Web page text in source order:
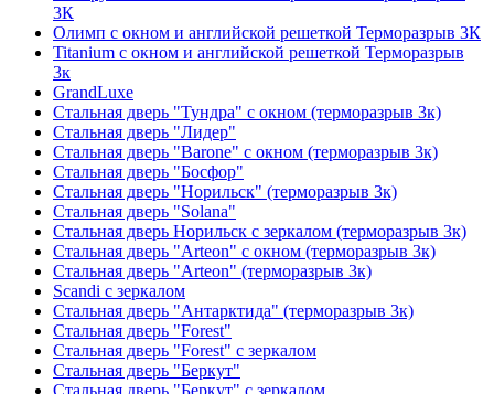
3К
Олимп с окном и английской решеткой Терморазрыв 3К
Titanium с окном и английской решеткой Терморазрыв
3к
GrandLuxe
Стальная дверь "Тундра" с окном (терморазрыв 3к)
Стальная дверь "Лидер"
Стальная дверь "Barone" с окном (терморазрыв 3к)
Стальная дверь "Босфор"
Стальная дверь "Норильск" (терморазрыв 3к)
Стальная дверь "Solana"
Стальная дверь Норильск с зеркалом (терморазрыв 3к)
Стальная дверь "Arteon" с окном (терморазрыв 3к)
Стальная дверь "Arteon" (терморазрыв 3к)
Scandi с зеркалом
Стальная дверь "Антарктида" (терморазрыв 3к)
Стальная дверь "Forest"
Стальная дверь "Forest" с зеркалом
Стальная дверь "Беркут"
Стальная дверь "Беркут" с зеркалом